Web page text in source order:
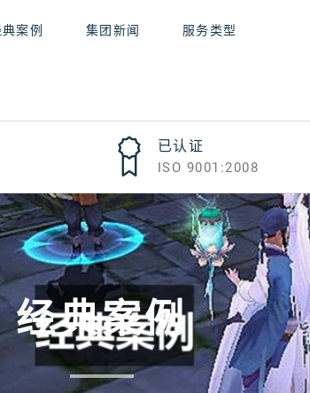
案例 集团新闻 服务类型
已认证
ISO 9001:2008
经典案例